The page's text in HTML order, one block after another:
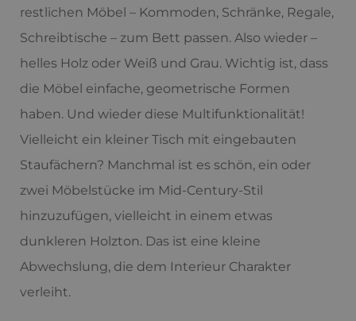
restlichen Möbel – Kommoden, Schränke, Regale,
Schreibtische – zum Bett passen. Also wieder –
helles Holz oder Weiß und Grau. Wichtig ist, dass
die Möbel einfache, geometrische Formen
haben. Und wieder diese Multifunktionalität!
Vielleicht ein kleiner Tisch mit eingebauten
Staufächern? Manchmal ist es schön, ein oder
zwei Möbelstücke im Mid-Century-Stil
hinzuzufügen, vielleicht in einem etwas
dunkleren Holzton. Das ist eine kleine
Abwechslung, die dem Interieur Charakter
verleiht.